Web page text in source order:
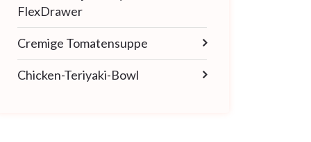
FlexDrawer
Cremige Tomatensuppe
Chicken-Teriyaki-Bowl